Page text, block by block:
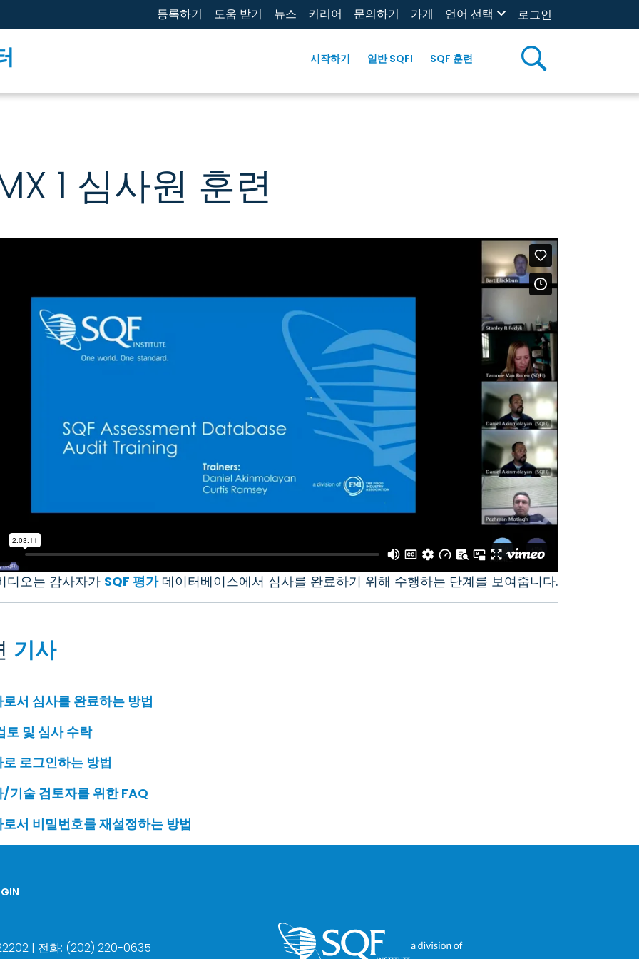
등록하기 도움 받기 뉴스 커리어 문의하기 가게 언어 선택 로그인
시작하기 일반 SQFI SQF 훈련
1 심사원 훈련
디오는 감사자가 SQF 평가데이터베이스에서 심사를 완료하기 위해 수행하는 단계를 보여줍니다.
기사
서 심사를 완료하는 방법
토 및 심사 수락
로그인하는 방법
기술 검토자를 위한 FAQ
서 비밀번호를 재설정하는 방법
| 전화: (202) 220-0635